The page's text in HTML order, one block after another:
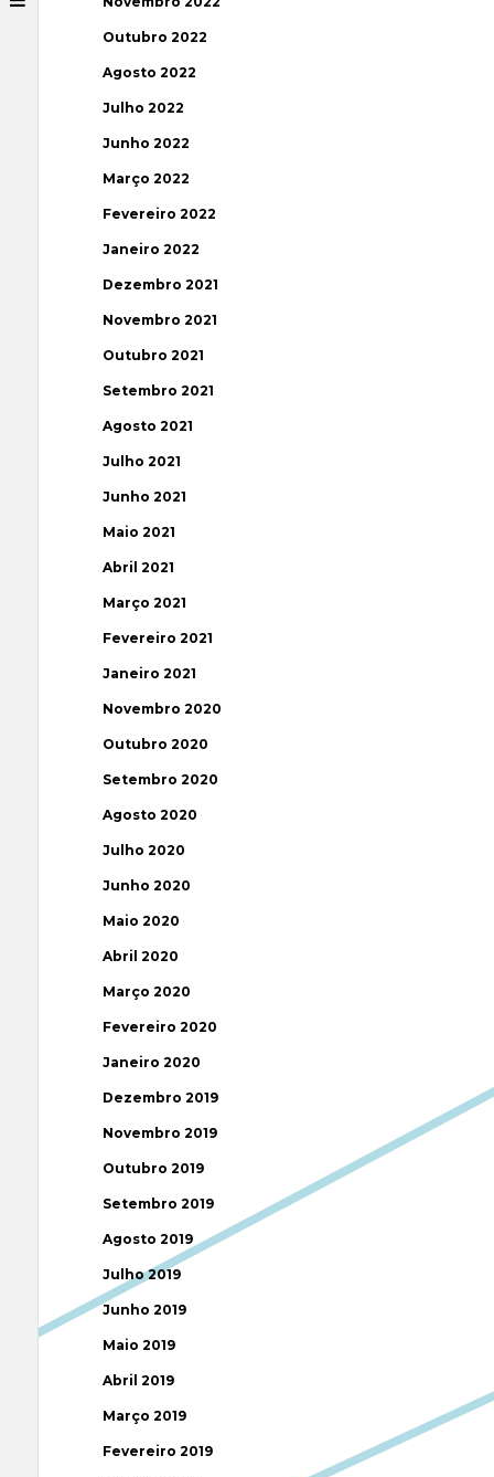
Outubro 2022
Agosto 2022
Julho 2022
Junho 2022
Março 2022
Fevereiro 2022
Janeiro 2022
Dezembro 2021
Novembro 2021
Outubro 2021
Setembro 2021
Agosto 2021
Julho 2021
Junho 2021
Maio 2021
Abril 2021
Março 2021
Fevereiro 2021
Janeiro 2021
Novembro 2020
Outubro 2020
Setembro 2020
Agosto 2020
Julho 2020
Junho 2020
Maio 2020
Abril 2020
Março 2020
Fevereiro 2020
Janeiro 2020
Dezembro 2019
Novembro 2019
Outubro 2019
Setembro 2019
Agosto 2019
Julho 2019
Junho 2019
Maio 2019
Abril 2019
Março 2019
Fevereiro 2019